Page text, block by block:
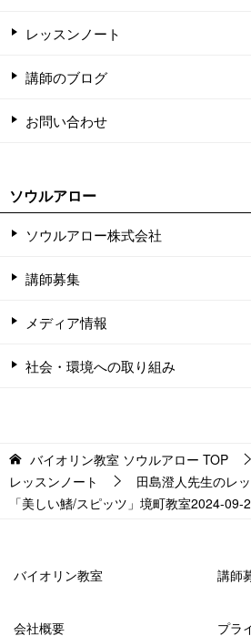
レッスンノート
講師のブログ
お問い合わせ
ソウルアロー
ソウルアロー株式会社
講師募集
メディア情報
社会・環境への取り組み
バイオリン教室 ソウルアロー TOP
レッスンノート
田島澄人先生のレ
「美しい鰭/スピッツ」境町教室2024-
バイオリン教室 講師
会社概要 プラ